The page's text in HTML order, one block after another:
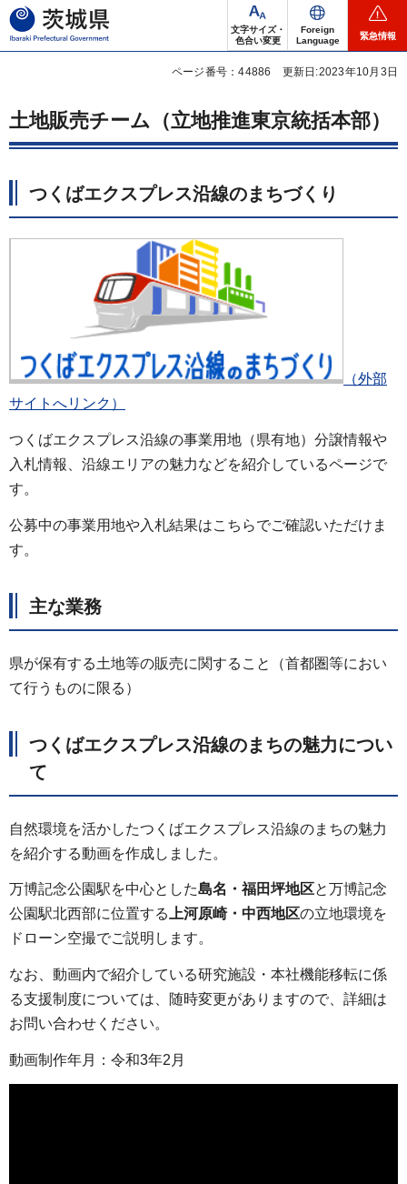
茨城県
文字サイズ・
色合い変更
Foreign
Language
緊急情報
ページ番号：44886 更新日:2023年10月3日
土地販売チーム（立地推進東京統括本部）
つくばエクスプレス沿線のまちづくり
（外部
サイトへリンク）
つくばエクスプレス沿線の事業用地（県有地）分譲情報や
入札情報、沿線エリアの魅力などを紹介しているページで
す。
公募中の事業用地や入札結果はこちらでご確認いただけま
す。
主な業務
県が保有する土地等の販売に関すること（首都圏等におい
て行うものに限る）
つくばエクスプレス沿線のまちの魅力につい
て
自然環境を活かしたつくばエクスプレス沿線のまちの魅力
を紹介する動画を作成しました。
万博記念公園駅を中心とした島名・福田坪地区と万博記念
公園駅北西部に位置する
上河原崎・中西地区の立地環境を
ドローン空撮でご説明します。
なお、動画内で紹介している研究施設・本社機能移転に係
る支援制度については、随時変更がありますので、詳細は
お問い合わせください。
動画制作年月：令和3年2月